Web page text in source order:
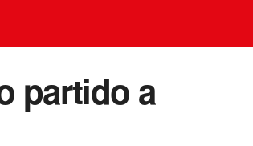
partido a